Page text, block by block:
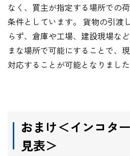
なく、買主が指定する場所での
条件としています。 貨物の引渡
らず、倉庫や工場、建設現場な
まな場所で可能にすることで、
対応することが可能となりました
おまけ＜インコタ
見表＞